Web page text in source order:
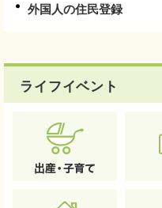
外国人の住民登録
ライフイベント